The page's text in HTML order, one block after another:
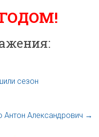
сезон
Антон Александрович →